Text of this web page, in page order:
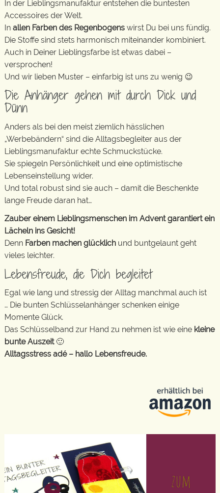
In der Lieblingsmanufaktur entstehen die buntesten
Accessoires der Welt.
In allen Farben des Regenbogens wirst Du bei uns fündig.
Die Stoffe sind stets harmonisch miteinander kombiniert.
Auch in Deiner Lieblingsfarbe ist etwas dabei –
versprochen!
Und wir lieben Muster – einfarbig ist uns zu wenig 😉
Die Anhänger gehen mit durch Dick und
Dünn
Anders als bei den meist ziemlich hässlichen
„Werbebändern“ sind die Alltagsbegleiter aus der
Lieblingsmanufaktur echte Schmuckstücke.
Sie spiegeln Persönlichkeit und eine optimistische
Lebenseinstellung wider.
Und total robust sind sie auch – damit die Beschenkte
lange Freude daran hat…
Zauber einem Lieblingsmenschen im Advent garantiert ein
Lächeln ins Gesicht!
Denn Farben machen glücklich und buntgelaunt geht
vieles leichter.
Lebensfreude, die Dich begleitet
Egal wie lang und stressig der Alltag manchmal auch ist
… Die bunten Schlüsselanhänger schenken einige
Momente Glück.
Das Schlüsselband zur Hand zu nehmen ist wie eine kleine
bunte Auszeit🙂
Alltagsstress adé – hallo Lebensfreude.